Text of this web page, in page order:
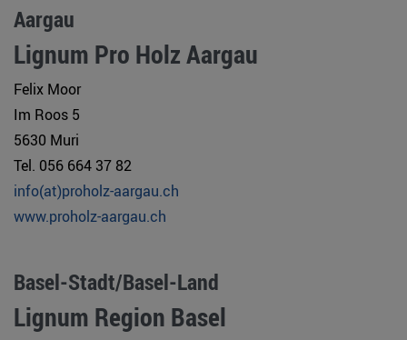
Aargau
Lignum Pro Holz Aargau
Felix Moor
Im Roos 5
5630 Muri
Tel. 056 664 37 82
info(at)proholz-aargau.ch
www.proholz-aargau.ch
Basel-Stadt/Basel-Land
Lignum Region Basel